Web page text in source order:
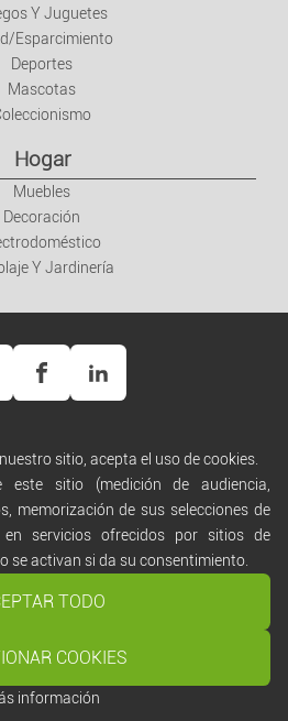
Iniciar búsqueda
Y Juguetes
Esparcimiento
Deportes
Mascotas
Hogar
Muebles
Decoración
Y Jardinería
Ayuda
de difusión
de uso
generales de venta
confidencialidad
/ Desarrollado porScript PAG
sitio, acepta el uso de cookies.
este sitio (medición de audiencia,
memorización de sus selecciones de
servicios ofrecidos por sitios de
se activan si da su consentimiento.
TODO
COOKIES
información